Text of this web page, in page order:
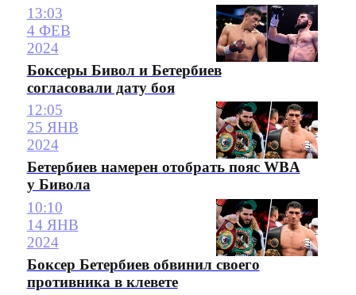
13:03
4 ФЕВ
2024
Боксеры Бивол и Бетербиев
согласовали дату боя
12:05
25 ЯНВ
2024
Бетербиев намерен отобрать пояс WBA
у Бивола
10:10
14 ЯНВ
2024
Боксер Бетербиев обвинил своего
противника в клевете